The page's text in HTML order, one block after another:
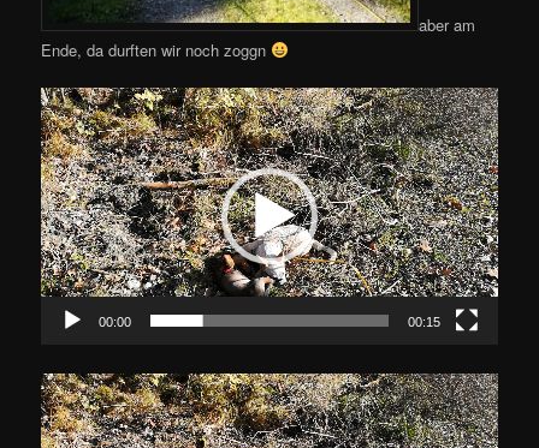
aber am
Ende, da durften wir noch zoggn
Video-
Player
00:00 00:15
Video-
Player